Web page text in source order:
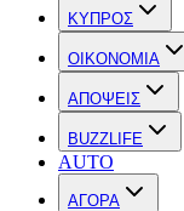
ΚΥΠΡΟΣ
OIKONOMIA
ΑΠΟΨΕΙΣ
BUZZLIFE
AUTO
ΑΓΟΡΑ